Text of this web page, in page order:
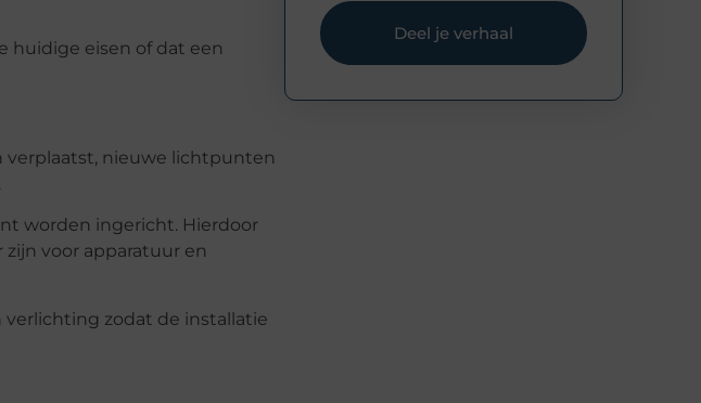
huidige eisen of dat een
verplaatst, nieuwe lichtpunten
worden ingericht. Hierdoor
voor apparatuur en
verlichting zodat de installatie
Deel je verhaal